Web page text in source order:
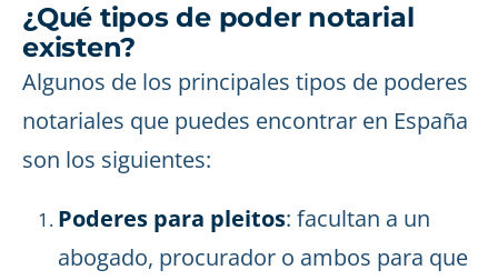
¿Qué tipos de poder notarial
existen?
Algunos de los principales tipos de poderes
notariales que puedes encontrar en España
son los siguientes:
Poderes para pleitos: facultan a un
abogado, procurador o ambos para que